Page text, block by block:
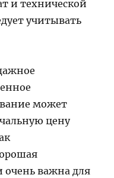
и технической
учитывать
может
цену
очень важна для